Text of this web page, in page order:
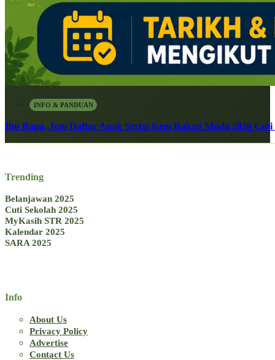
INFO & PANDUAN
Ibu Bapa, Jom Daftar Anak Sertai Kem Rakan Muda 2026
Trending
Belanjawan 2025
Cuti Sekolah 2025
MyKasih STR 2025
Kalendar 2025
SARA 2025
Info
About Us
Privacy Policy
Advertise
Contact Us